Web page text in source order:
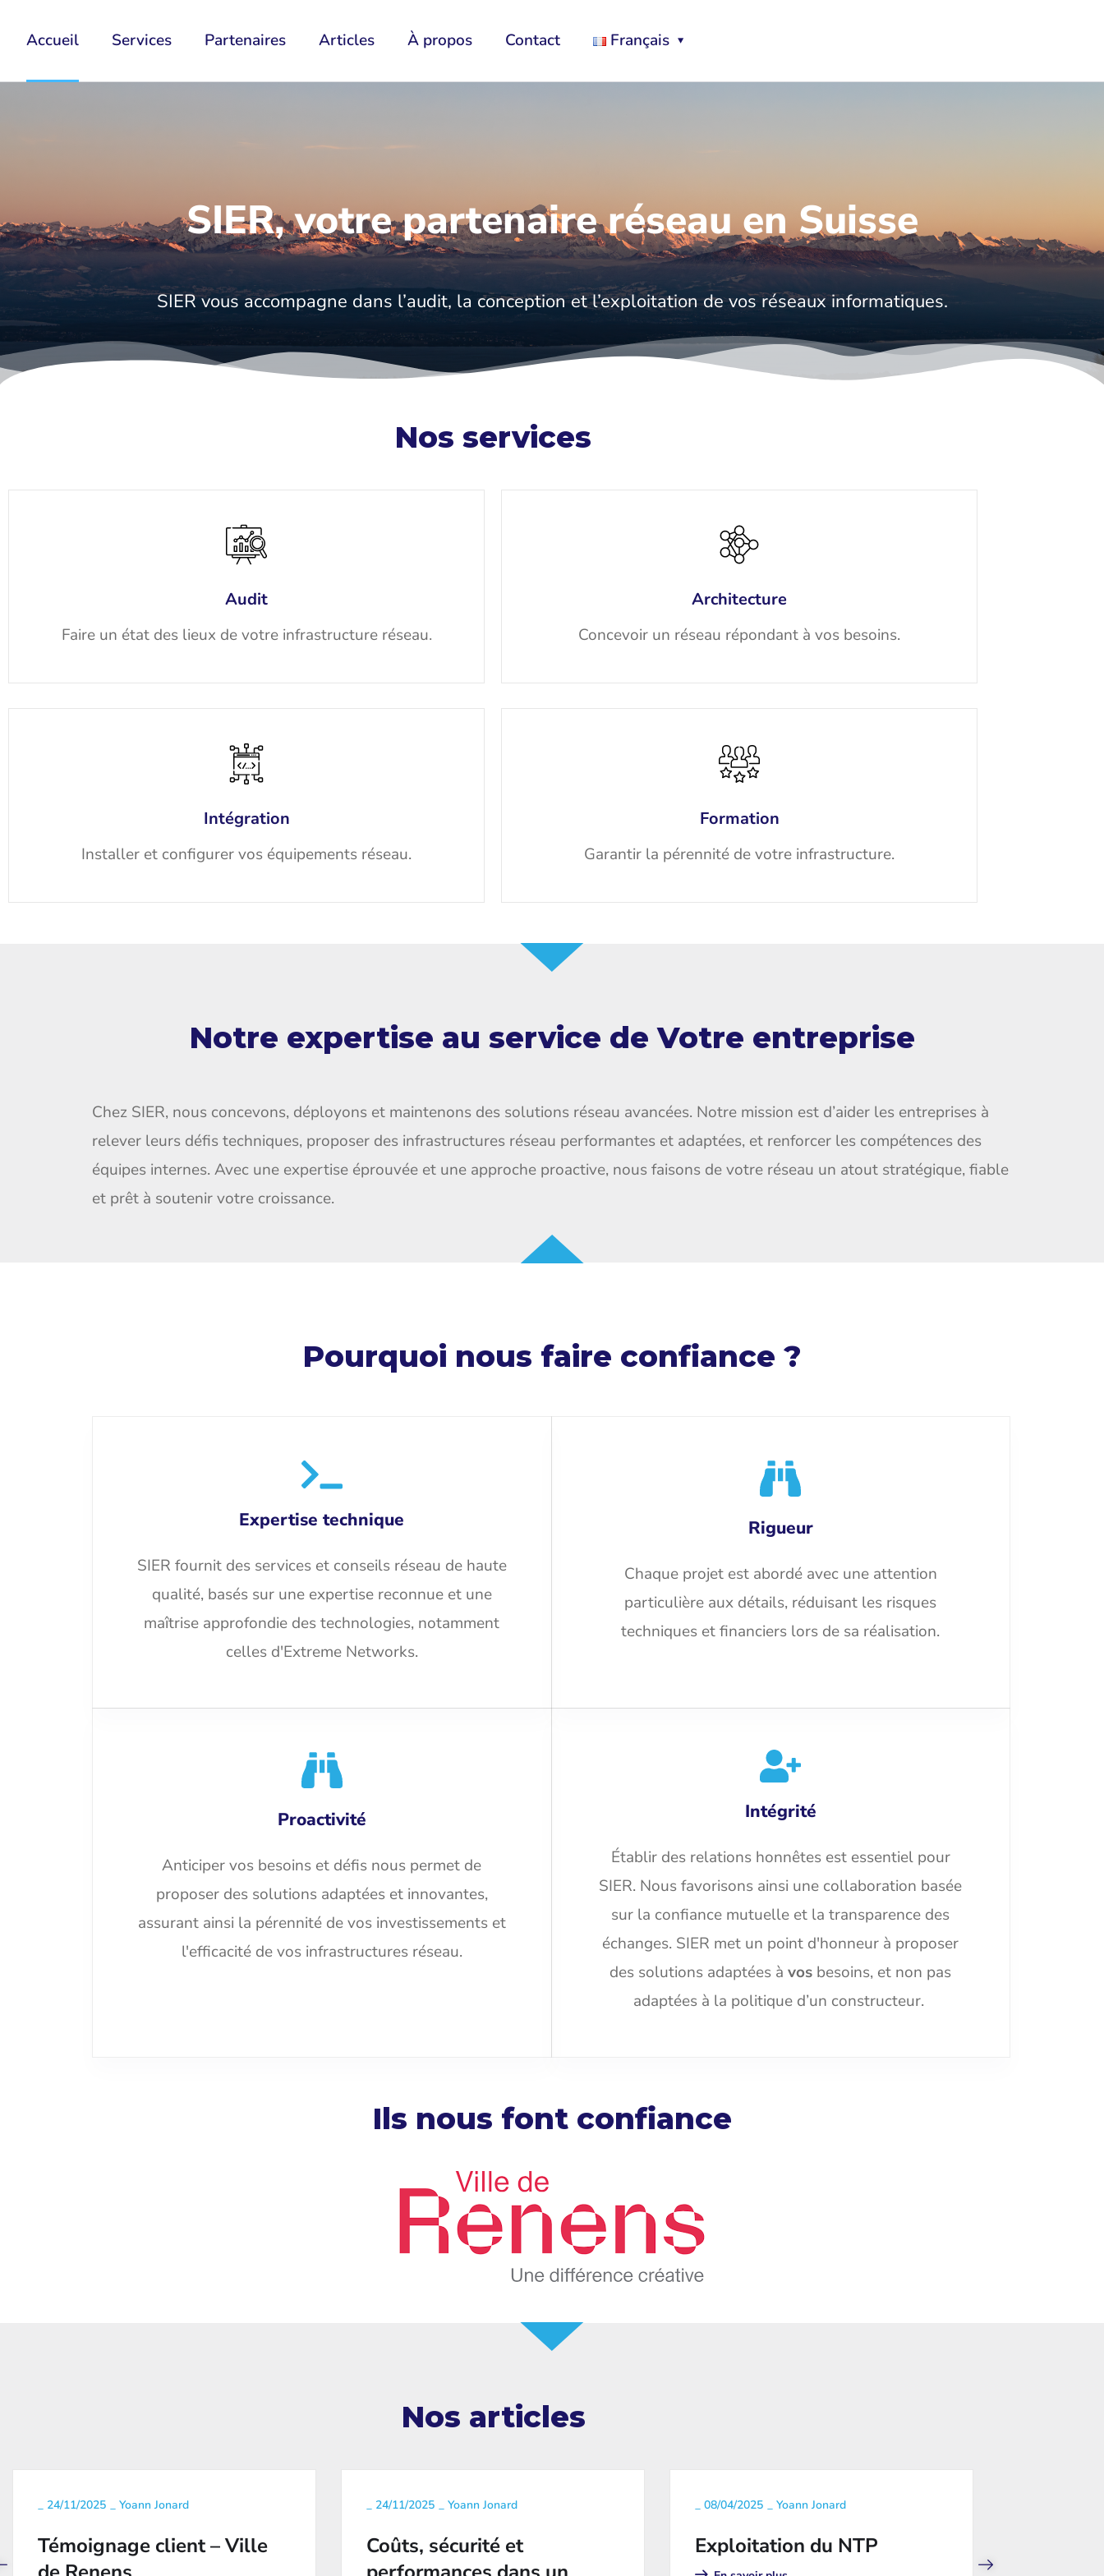
Accueil Services Partenaires Articles À propos Contact Français
SIER, votre partenaire réseau en Suisse
SIER vous accompagne dans l’audit, la conception et l’exploitation de vos réseaux informatiques.
Nos services
Audit
Faire un état des lieux de votre infrastructure réseau.
Intégration
Installer et configurer vos équipements réseau.
Architecture
Concevoir un réseau répondant à vos besoins.
Formation
Garantir la pérennité de votre infrastructure.
Notre expertise au service de Votre entreprise
Chez SIER, nous concevons, déployons et maintenons des solutions réseau avancées. Notre mission est d’aider les entreprises à
relever leurs défis techniques, proposer des infrastructures réseau performantes et adaptées, et renforcer les compétences des
équipes internes. Avec une expertise éprouvée et une approche proactive, nous faisons de votre réseau un atout stratégique, fiable
et prêt à soutenir votre croissance.
Pourquoi nous faire confiance ?
Expertise technique
SIER fournit des services et conseils réseau de haute
qualité, basés sur une expertise reconnue et une
maîtrise approfondie des technologies, notamment
celles d'Extreme Networks.
Rigueur
Chaque projet est abordé avec une attention
particulière aux détails, réduisant les risques
techniques et financiers lors de sa réalisation.
Proactivité
Anticiper vos besoins et défis nous permet de
proposer des solutions adaptées et innovantes,
assurant ainsi la pérennité de vos investissements et
l'efficacité de vos infrastructures réseau.
Intégrité
Établir des relations honnêtes est essentiel pour
SIER. Nous favorisons ainsi une collaboration basée
sur la confiance mutuelle et la transparence des
échanges. SIER met un point d'honneur à proposer
des solutions adaptées àvos besoins, et non pas
adaptées à la politique d’un constructeur.
Ils nous font confiance
Nos articles
24/11/2025 Yoann Jonard
Témoignage client – Ville
24/11/2025 Yoann Jonard
Coûts, sécurité et
08/04/2025 Yoann Jonard
Exploitation du NTP